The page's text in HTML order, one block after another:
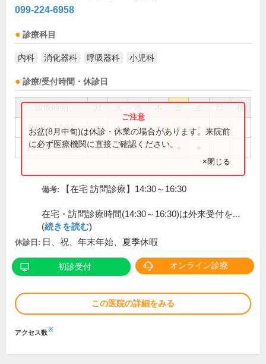
099-224-6958
診療科目
内科 消化器科 呼吸器科 小児科
診療/受付時間・休診日
祝
9:00～12:30 ● ● ● ● ●
16:30～18:00 ● ● ●
お盆(8月中旬)は休診・休業の場合があります。来院前
に必ず医療機関に直接ご確認ください。
×閉じる
備考: 【在宅 訪問診療】14:30～16:30
在宅・訪問診療時間(14:30～16:30)は外来受付を...
(続きを読む)
休診日: 日、祝、年末年始、夏季休暇
初診受付 オンライン診療
この医院の詳細をみる
アクセス数※